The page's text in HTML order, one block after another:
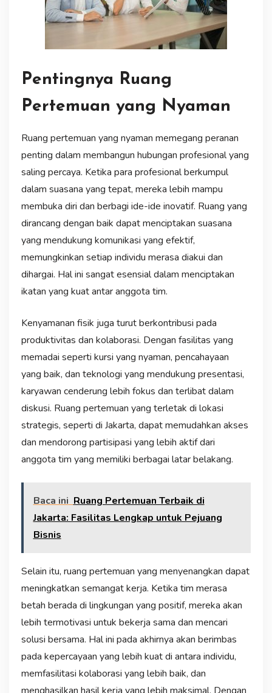
Pentingnya Ruang
Pertemuan yang Nyaman
Ruang pertemuan yang nyaman memegang peranan
penting dalam membangun hubungan profesional yang
saling percaya. Ketika para profesional berkumpul
dalam suasana yang tepat, mereka lebih mampu
membuka diri dan berbagi ide-ide inovatif. Ruang yang
dirancang dengan baik dapat menciptakan suasana
yang mendukung komunikasi yang efektif,
memungkinkan setiap individu merasa diakui dan
dihargai. Hal ini sangat esensial dalam menciptakan
ikatan yang kuat antar anggota tim.
Kenyamanan fisik juga turut berkontribusi pada
produktivitas dan kolaborasi. Dengan fasilitas yang
memadai seperti kursi yang nyaman, pencahayaan
yang baik, dan teknologi yang mendukung presentasi,
karyawan cenderung lebih fokus dan terlibat dalam
diskusi. Ruang pertemuan yang terletak di lokasi
strategis, seperti di Jakarta, dapat memudahkan akses
dan mendorong partisipasi yang lebih aktif dari
anggota tim yang memiliki berbagai latar belakang.
Baca ini Ruang Pertemuan Terbaik di
Jakarta: Fasilitas Lengkap untuk Pejuang
Bisnis
Selain itu, ruang pertemuan yang menyenangkan dapat
meningkatkan semangat kerja. Ketika tim merasa
betah berada di lingkungan yang positif, mereka akan
lebih termotivasi untuk bekerja sama dan mencari
solusi bersama. Hal ini pada akhirnya akan berimbas
pada kepercayaan yang lebih kuat di antara individu,
memfasilitasi kolaborasi yang lebih baik, dan